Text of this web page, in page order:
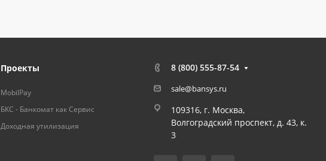
Проекты
MobilPay
БКС - Банкомат как Сервис
Доходная утилизация
8 (800) 555-87-54
sale@bansys.ru
109316, г. Москва,
Волгоградский проспект, д. 43, к.
3